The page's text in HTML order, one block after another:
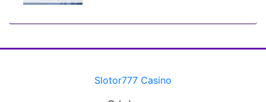
Slotor777 Casino